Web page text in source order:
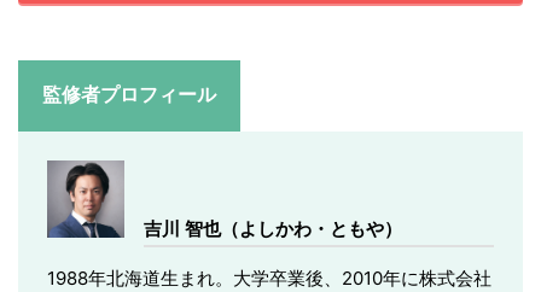
監修者プロフィール
吉川 智也（よしかわ・ともや）
1988年北海道生まれ。大学卒業後、2010年に株式会社